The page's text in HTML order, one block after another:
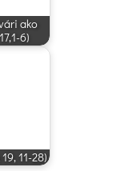
ako
6)
11-28)